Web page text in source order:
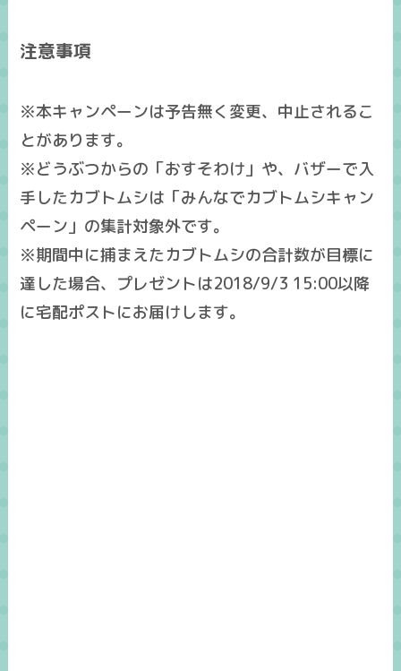
注意事項
※本キャンペーンは予告無く変更、中止されるこ
とがあります。
※どうぶつからの「おすそわけ」や、バザーで入
手したカブトムシは「みんなでカブトムシキャン
ペーン」の集計対象外です。
※期間中に捕まえたカブトムシの合計数が目標に
達した場合、プレゼントは2018/9/3 15:00以降
に宅配ポストにお届けします。